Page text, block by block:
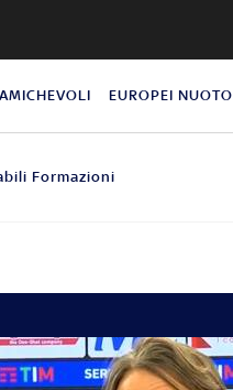
AMICHEVOLI EUROPEI NUOTO
Formazioni